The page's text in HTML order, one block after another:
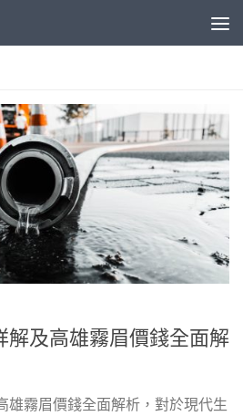
解及高雄霧眉價錢全面解
雄霧眉價錢全面解析，對於現代生